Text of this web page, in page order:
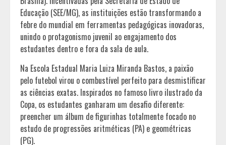
Educação (SEE/MG), as instituições estão transformando a
febre do mundial em ferramentas pedagógicas inovadoras,
unindo o protagonismo juvenil ao engajamento dos
estudantes dentro e fora da sala de aula.
Na Escola Estadual Maria Luiza Miranda Bastos, a paixão
pelo futebol virou o combustível perfeito para desmistificar
as ciências exatas. Inspirados no famoso livro ilustrado da
Copa, os estudantes ganharam um desafio diferente:
preencher um álbum de figurinhas totalmente focado no
estudo de progressões aritméticas (PA) e geométricas
(PG).